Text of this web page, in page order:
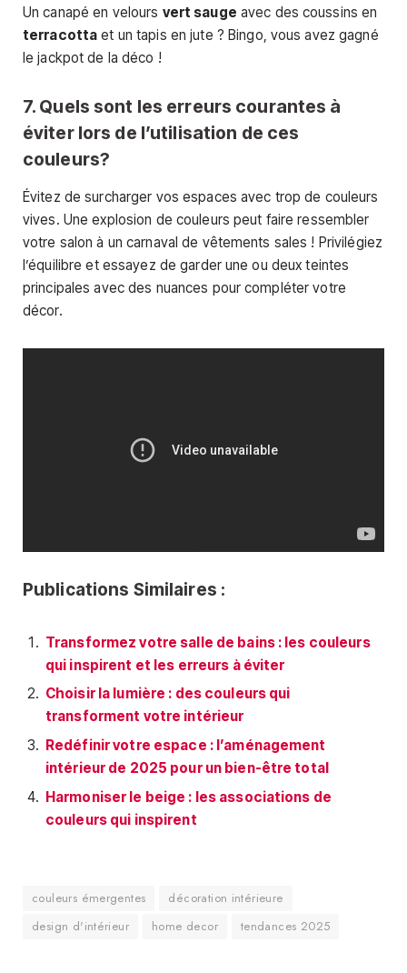
Un canapé en velours vert sauge avec des coussins en
terracotta et un tapis en jute ? Bingo, vous avez gagné
le jackpot de la déco !
7. Quels sont les erreurs courantes à
éviter lors de l’utilisation de ces
couleurs?
Évitez de surcharger vos espaces avec trop de couleurs
vives. Une explosion de couleurs peut faire ressembler
votre salon à un carnaval de vêtements sales ! Privilégiez
l’équilibre et essayez de garder une ou deux teintes
principales avec des nuances pour compléter votre
décor.
Publications Similaires :
Transformez votre salle de bains : les couleurs
qui inspirent et les erreurs à éviter
Choisir la lumière : des couleurs qui
transforment votre intérieur
Redéfinir votre espace : l’aménagement
intérieur de 2025 pour un bien-être total
Harmoniser le beige : les associations de
couleurs qui inspirent
couleurs émergentes
décoration intérieure
design d'intérieur
home decor tendances 2025